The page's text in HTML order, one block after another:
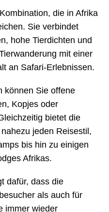
die in Afrika
Sie verbindet
hohe Tierdichten und
mit einer
an Safari-Erlebnissen.
können Sie offene
Kopjes oder
bietet die
jeden Reisestil,
bis hin zu einigen
Afrikas.
dafür, dass die
als auch für
immer wieder